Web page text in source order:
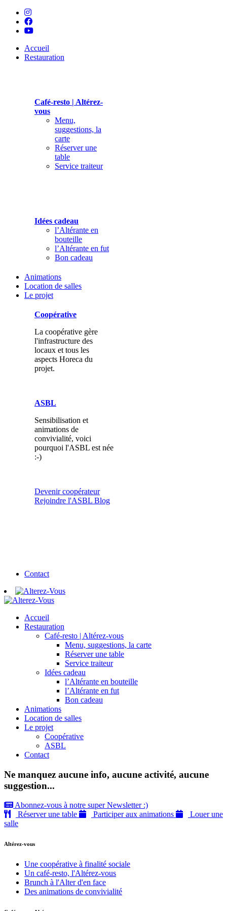
Accueil
Restauration
Café-resto | Altérez-
vous
Menu,
suggestions, la
carte
Réserver une
table
Service traiteur
Idées cadeau
l’Altérante en
bouteille
l’Altérante en fut
Bon cadeau
Animations
Location de salles
Le projet
Coopérative
La coopérative gère
l'infrastructure des
locaux et tous les
aspects Horeca du
projet.
ASBL
Sensibilisation et
animations de
convivialité, voici
pourquoi l'ASBL est née
:-)
Devenir coopérateur
Rejoindre l'ASBL Blog
Contact
Accueil
Restauration
Café-resto | Altérez-vous
Menu, suggestions, la carte
Réserver une table
Service traiteur
Idées cadeau
l’Altérante en bouteille
l’Altérante en fut
Bon cadeau
Animations
Location de salles
Le projet
Coopérative
ASBL
Contact
Ne manquez aucune info, aucune activité, aucune
suggestion...
Abonnez-vous à notre super Newsletter :)
Réserver une table
Participer aux animations
Louer une
salle
Altérez-vous
Une coopérative à finalité sociale
Un café-resto, l'Altérez-vous
Brunch à l'Alter d'en face
Des animations de convivialité